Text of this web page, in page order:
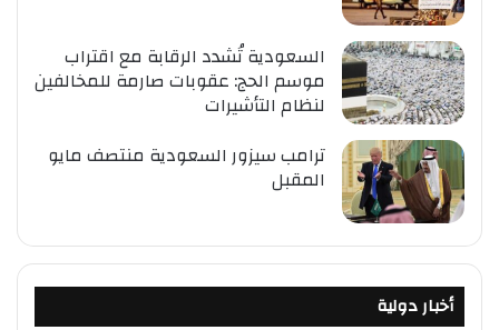
السعودية تُشدد الرقابة مع اقتراب
موسم الحج: عقوبات صارمة للمخالفين
لنظام التأشيرات
ترامب سيزور السعودية منتصف مايو
المقبل
أخبار دولية